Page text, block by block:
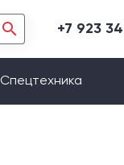
+7 923
Спецтехника